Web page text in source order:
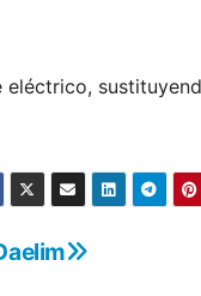
eléctrico,